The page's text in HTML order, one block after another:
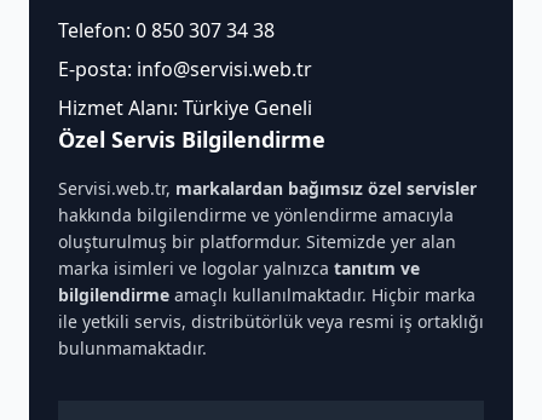
Telefon: 0 850 307 34 38
E-posta: info@servisi.web.tr
Hizmet Alanı: Türkiye Geneli
Özel Servis Bilgilendirme
Servisi.web.tr, markalardan bağımsız özel servisler
hakkında bilgilendirme ve yönlendirme amacıyla
oluşturulmuş bir platformdur. Sitemizde yer alan
marka isimleri ve logolar yalnızca tanıtım ve
bilgilendirme amaçlı kullanılmaktadır. Hiçbir marka
ile yetkili servis, distribütörlük veya resmi iş ortaklığı
bulunmamaktadır.